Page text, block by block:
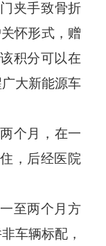
夹手致骨折
怀形式，赠
积分可以在
大新能源车
个月，在一
，后经医院
至两个月方
车辆标配，